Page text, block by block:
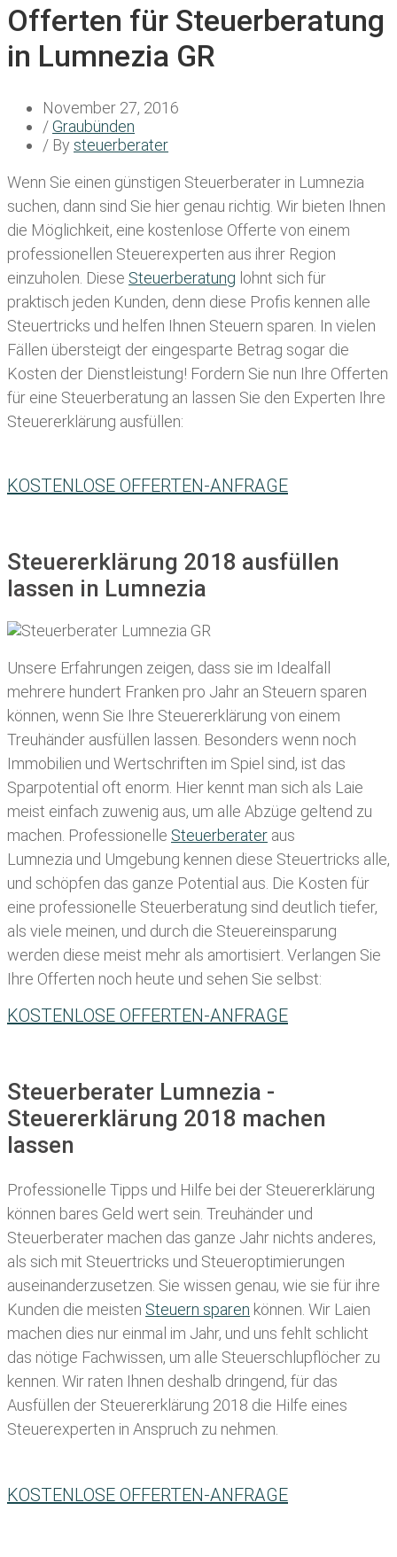
Offerten für Steuerberatung
in Lumnezia GR
November 27, 2016
/Graubünden
/ By steuerberater
Wenn Sie einen günstigen Steuerberater in Lumnezia
suchen, dann sind Sie hier genau richtig. Wir bieten Ihnen
die Möglichkeit, eine kostenlose Offerte von einem
professionellen Steuerexperten aus ihrer Region
einzuholen. Diese Steuerberatung lohnt sich für
praktisch jeden Kunden, denn diese Profis kennen alle
Steuertricks und helfen Ihnen Steuern sparen. In vielen
Fällen übersteigt der eingesparte Betrag sogar die
Kosten der Dienstleistung! Fordern Sie nun Ihre Offerten
für eine Steuerberatung an lassen Sie den Experten Ihre
Steuererklärung ausfüllen:
KOSTENLOSE OFFERTEN-ANFRAGE
Steuererklärung 2018 ausfüllen
lassen in Lumnezia
Unsere Erfahrungen zeigen, dass sie im Idealfall
mehrere hundert Franken pro Jahr an Steuern sparen
können, wenn Sie Ihre Steuererklärung von einem
Treuhänder ausfüllen lassen . Besonders wenn noch
Immobilien und Wertschriften im Spiel sind, ist das
Sparpotential oft enorm. Hier kennt man sich als Laie
meist einfach zuwenig aus, um alle Abzüge geltend zu
machen. Professionelle Steuerberater aus
Lumnezia und Umgebung kennen diese Steuertricks alle,
und schöpfen das ganze Potential aus. Die Kosten für
eine professionelle Steuerberatung sind deutlich tiefer,
als viele meinen, und durch die Steuereinsparung
werden diese meist mehr als amortisiert. Verlangen Sie
Ihre Offerten noch heute und sehen Sie selbst:
KOSTENLOSE OFFERTEN-ANFRAGE
Steuerberater Lumnezia -
Steuererklärung 2018 machen
lassen
Professionelle Tipps und Hilfe bei der Steuererklärung
können bares Geld wert sein. Treuhänder und
Steuerberater machen das ganze Jahr nichts anderes,
als sich mit Steuertricks und Steueroptimierungen
auseinanderzusetzen. Sie wissen genau, wie sie für ihre
Kunden die meisten Steuern sparen können. Wir Laien
machen dies nur einmal im Jahr, und uns fehlt schlicht
das nötige Fachwissen, um alle Steuerschlupflöcher zu
kennen. Wir raten Ihnen deshalb dringend, für das
Ausfüllen der Steuererklärung 2018 die Hilfe eines
Steuerexperten in Anspruch zu nehmen.
KOSTENLOSE OFFERTEN-ANFRAGE